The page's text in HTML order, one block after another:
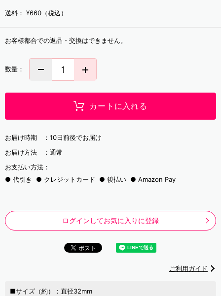
送料： ¥660（税込）
お客様都合での返品・交換はできません。
数量：
カートに入れる
お届け時期 ： 10日前後でお届け
お届け方法 ： 通常
お支払い方法：
代引き
クレジットカード 後払い Amazon Pay
ログインしてお気に入りに登録
ご利用ガイド
■サイズ（約）：直径32mm